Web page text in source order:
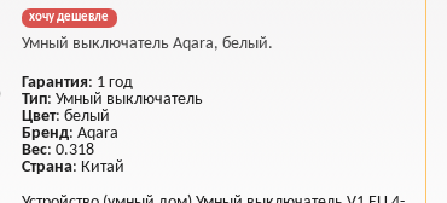
хочу дешевле
Умный выключатель Aqara, белый.
Гарантия: 1 год
Тип: Умный выключатель
Цвет: белый
Бренд: Aqara
Вес: 0.318
Страна: Китай